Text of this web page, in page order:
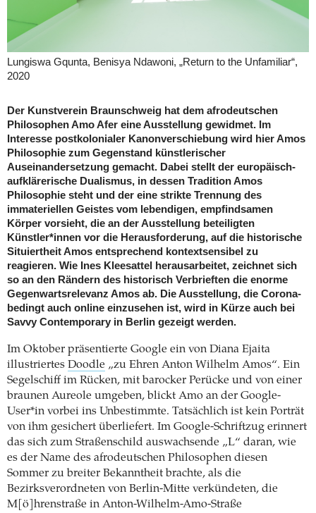
Lungiswa Gqunta, Benisya Ndawoni, „Return to the Unfamiliar“,
2020
Der Kunstverein Braunschweig hat dem afrodeutschen
Philosophen Amo Afer eine Ausstellung gewidmet. Im
Interesse postkolonialer Kanonverschiebung wird hier Amos
Philosophie zum Gegenstand künstlerischer
Auseinandersetzung gemacht. Dabei stellt der europäisch-
aufklärerische Dualismus, in dessen Tradition Amos
Philosophie steht und der eine strikte Trennung des
immateriellen Geistes vom lebendigen, empfindsamen
Körper vorsieht, die an der Ausstellung beteiligten
Künstler*innen vor die Herausforderung, auf die historische
Situiertheit Amos entsprechend kontextsensibel zu
reagieren. Wie Ines Kleesattel herausarbeitet, zeichnet sich
so an den Rändern des historisch Verbrieften die enorme
Gegenwartsrelevanz Amos ab. Die Ausstellung, die Corona-
bedingt auch online einzusehen ist, wird in Kürze auch bei
Savvy Contemporary in Berlin gezeigt werden.
Im Oktober präsentierte Google ein von Diana Ejaita
illustriertes Doodle „zu Ehren Anton Wilhelm Amos“. Ein
Segelschiff im Rücken, mit barocker Perücke und von einer
braunen Aureole umgeben, blickt Amo an der Google-
User*in vorbei ins Unbestimmte. Tatsächlich ist kein Porträt
von ihm gesichert überliefert. Im Google-Schriftzug erinnert
das sich zum Straßenschild auswachsende „L“ daran, wie
es der Name des afrodeutschen Philosophen diesen
Sommer zu breiter Bekanntheit brachte, als die
Bezirksverordneten von Berlin-Mitte verkündeten, die
M[ö]hrenstraße in Anton-Wilhelm-Amo-Straße